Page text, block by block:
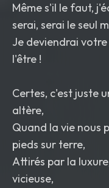
Même s'il le faut,
serai, serai le seul
Je deviendrai
l'être !
Certes, c'est juste
altère,
Quand la vie nous
pieds sur terre,
Attirés par la
vicieuse,